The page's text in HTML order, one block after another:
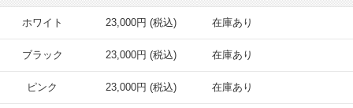
ホワイト 23,000円 (税込) 在庫あり
ブラック 23,000円 (税込) 在庫あり
ピンク 23,000円 (税込) 在庫あり